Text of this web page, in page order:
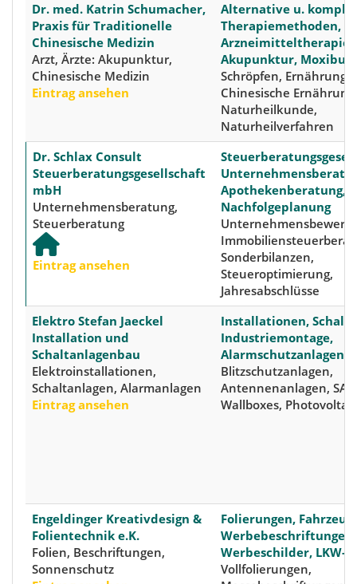
Dr. med. Katrin Schumacher,
Praxis für Traditionelle
Chinesische Medizin
Arzt, Ärzte: Akupunktur,
Chinesische Medizin
Eintrag ansehen
Alternative u.
Therapiemethoden,
Arzneimitteltherapie,
Akupunktur,
Schröpfen,
Chinesische
Naturheilkunde,
Naturheilverfahren
Dr. Schlax Consult
Steuerberatungsgesellschaft
mbH
Unternehmensberatung,
Steuerberatung
Eintrag ansehen
Apothekenberatung,
Nachfolgeplanung
Sonderbilanzen,
Steueroptimierung,
Jahresabschlüsse
Elektro Stefan Jaeckel
Installation und
Schaltanlagenbau
Elektroinstallationen,
Schaltanlagen, Alarmanlagen
Eintrag ansehen
Installationen,
Industriemontage,
Alarmschutzanlagen
Blitzschutzanlagen,
Antennenanlagen,
Wallboxes,
Engeldinger Kreativdesign &
Folientechnik e.K.
Folien, Beschriftungen,
Sonnenschutz
Folierungen, Fahrzeug-
Werbebeschriftungen,
Werbeschilder, LKW-
Vollfolierungen,